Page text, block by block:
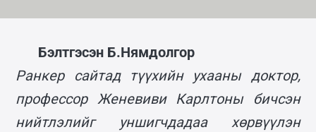
Бэлтгэсэн Б.Нямдолгор
Ранкер сайтад түүхийн ухааны доктор,
профессор Женевиви Карлтоны бичсэн
нийтлэлийг уншигчдадаа хөрвүүлэн